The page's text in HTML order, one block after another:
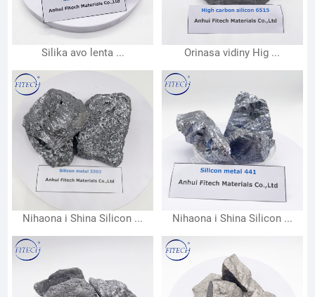
Silika avo lenta ... Orinasa vidiny Hig ...
Nihaona i Shina Silicon ... Nihaona i Shina Silicon ...